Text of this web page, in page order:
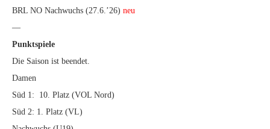
BRL NO Nachwuchs (27.6.’26) neu
—
Punktspiele
Die Saison ist beendet.
Damen
Süd 1: 10. Platz (VOL Nord)
Süd 2: 1. Platz (VL)